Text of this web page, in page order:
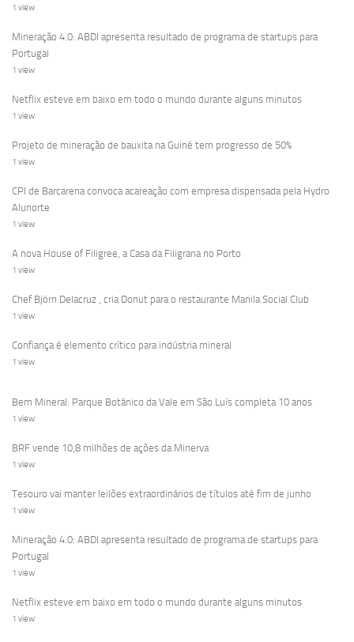
1 view
Mineração 4.0: ABDI apresenta resultado de programa de startups para
Portugal
1 view
Netflix esteve em baixo em todo o mundo durante alguns minutos
1 view
Projeto de mineração de bauxita na Guiné tem progresso de 50%
1 view
CPI de Barcarena convoca acareação com empresa dispensada pela Hydro
Alunorte
1 view
A nova House of Filigree, a Casa da Filigrana no Porto
1 view
Chef Björn Delacruz , cria Donut para o restaurante Manila Social Club
1 view
Confiança é elemento crítico para indústria mineral
1 view
Bem Mineral: Parque Botânico da Vale em São Luís completa 10 anos
1 view
BRF vende 10,8 milhões de ações da Minerva
1 view
Tesouro vai manter leilões extraordinários de títulos até fim de junho
1 view
Mineração 4.0: ABDI apresenta resultado de programa de startups para
Portugal
1 view
Netflix esteve em baixo em todo o mundo durante alguns minutos
1 view